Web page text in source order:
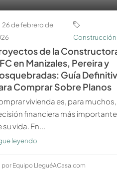
26 de febrero de
Construcción
de la
en Manizales, Pereira y
Guía
Comprar Sobre Planos
vivienda es, para muchos,
financiera más importante
su vida. En...
leyendo
por Equipo LleguéACasa.com